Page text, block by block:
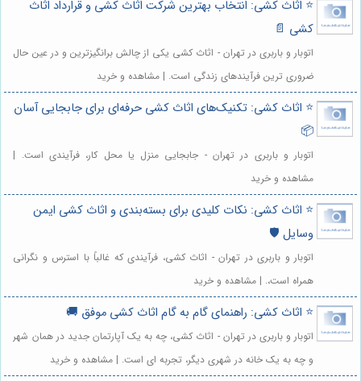
⭐️ اثاث کشی: انتخاب بهترین شرکت اثاث کشی و قرارداد اثاث
کشی 📄
اتوبار و باربری در تهران - اثاث کشی یکی از چالش برانگیزترین و در عین حال
ضروری ترین فرآیندهای زندگی است. | مشاهده و خرید
⭐️ اثاث کشی: تکنیک‌های اثاث کشی حرفه‌ای برای جابجایی آسان
📦
اتوبار و باربری در تهران - جابجایی منزل یا محل کار، فرآیندی است. |
مشاهده و خرید
⭐️ اثاث کشی: نکات کلیدی برای بسته‌بندی و اثاث کشی ایمن
وسایل 🛡️
اتوبار و باربری در تهران - اثاث کشی، فرآیندی که غالباً با استرس و نگرانی
همراه است،. | مشاهده و خرید
⭐️ اثاث کشی: راهنمای گام به گام اثاث کشی موفق 🚚
اتوبار و باربری در تهران - اثاث کشی، چه به یک آپارتمان جدید در همان شهر
و چه به یک خانه در شهری دیگر، تجربه ای است. | مشاهده و خرید